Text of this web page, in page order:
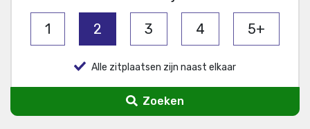
1 2 3 4 5+
Alle zitplaatsen zijn naast elkaar
Zoeken